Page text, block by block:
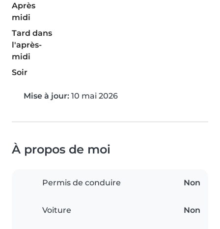
Après
midi
Tard dans
l'après-
midi
Soir
Mise à jour: 10 mai 2026
À propos de moi
Permis de conduire Non
Voiture Non